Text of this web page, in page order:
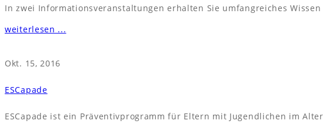
In zwei Informationsveranstaltungen erhalten Sie umfangreiches
weiterlesen ...
Okt. 15, 2016
ESCapade
ESCapade ist ein Präventivprogramm für Eltern mit Jugendlichen im